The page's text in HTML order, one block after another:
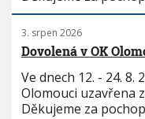
3. srpen 2026
Dovolená v OK
Ve dnech 12. - 24. 8.
Olomouci uzavřena
Děkujeme za